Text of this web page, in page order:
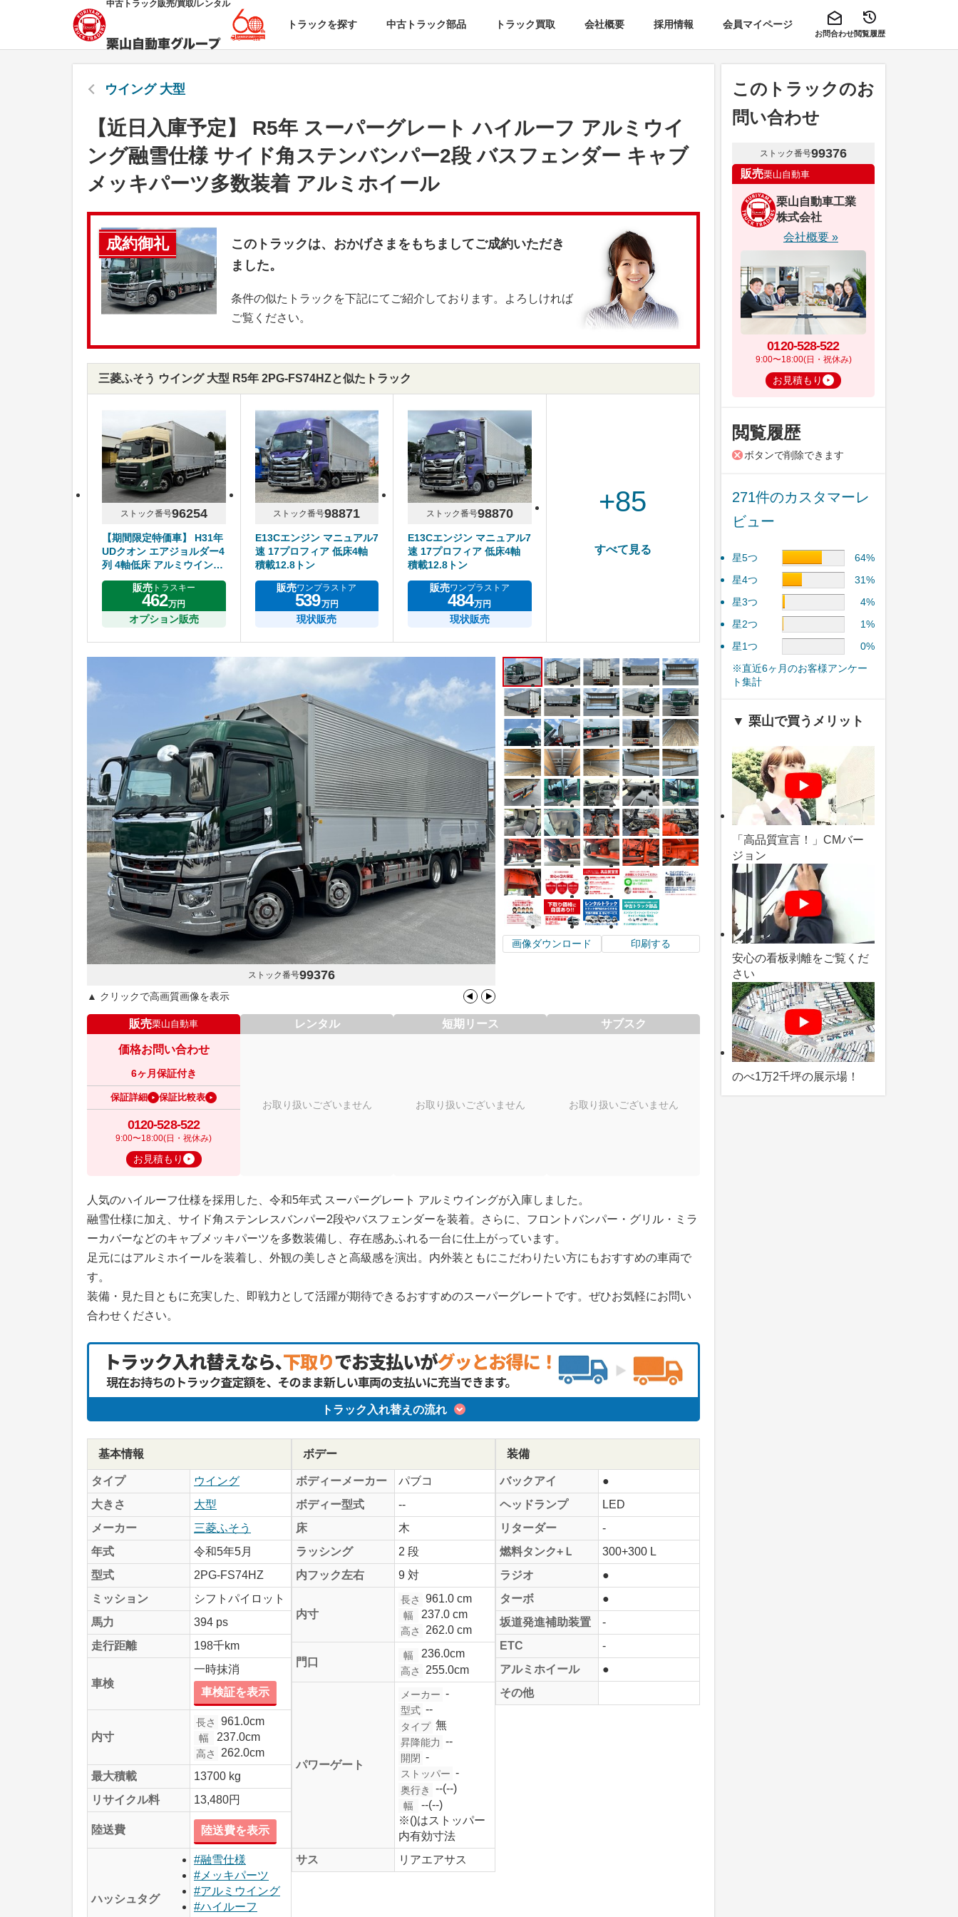
中古トラック販売/買取/レンタル
トラックを探す 中古トラック部品 トラック買取 会社概要 採用情報 会員マイページ
お問合わせ閲覧履歴
ウイング 大型
【近日入庫予定】 R5年 スーパーグレート ハイルーフ アルミウイ
ング融雪仕様 サイド角ステンバンパー2段 バスフェンダー キャブ
メッキパーツ多数装着 アルミホイール
成約御礼
このトラックは、おかげさまをもちましてご成約いただき
ました。
条件の似たトラックを下記にてご紹介しております。よろしければ
ご覧ください。
三菱ふそう ウイング 大型 R5年 2PG-FS74HZと似たトラック
ストック番号96254
【期間限定特価車】 H31年
UDクオン エアジョルダー4
列 4軸低床 アルミウイング
ハイルーフ リアエアサス
アルミホイール エスコット
販売トラスキー
462万円
オプション販売
ストック番号98871
E13Cエンジン マニュアル7
速 17プロフィア 低床4軸
積載12.8トン
販売ワンプラストア
539万円
現状販売
ストック番号98870
E13Cエンジン マニュアル7
速 17プロフィア 低床4軸
積載12.8トン
販売ワンプラストア
484万円
現状販売
+85
すべて見る
ストック番号99376
▲ クリックで高画質画像を表示
画像ダウンロード 印刷する
販売栗山自動車
価格お問い合わせ
6ヶ月保証付き
保証詳細 保証比較表
0120-528-522
9:00〜18:00(日・祝休み)
お見積もり
レンタル
お取り扱いございません
短期リース
お取り扱いございません
サブスク
お取り扱いございません
人気のハイルーフ仕様を採用した、令和5年式 スーパーグレート アルミウイングが入庫しました。
融雪仕様に加え、サイド角ステンレスバンパー2段やバスフェンダーを装着。さらに、フロントバンパー・グリル・ミラ
ーカバーなどのキャブメッキパーツを多数装備し、存在感あふれる一台に仕上がっています。
足元にはアルミホイールを装着し、外観の美しさと高級感を演出。内外装ともにこだわりたい方にもおすすめの車両で
す。
装備・見た目ともに充実した、即戦力として活躍が期待できるおすすめのスーパーグレートです。ぜひお気軽にお問い
合わせください。
トラック入れ替えの流れ
基本情報
タイプ
ウイング
大きさ
大型
メーカー
三菱ふそう
年式
令和5年5月
型式
2PG-FS74HZ
ミッション
シフトパイロット
馬力
394 ps
走行距離
198千km
車検
一時抹消
車検証を表示
内寸
長さ 961.0cm
幅 237.0cm
高さ
262.0cm
最大積載
13700 kg
リサイクル料
13,480円
陸送費 陸送費を表示
ハッシュタグ
#融雪仕様
#メッキパーツ
#アルミウイング
#ハイルーフ
ボデー
ボディーメーカー
パブコ
ボディー型式
--
床
木
ラッシング
2 段
内フック左右
9 対
内寸
長さ 961.0 cm
幅 237.0 cm
高さ 262.0 cm
門口
幅 236.0cm
高さ 255.0cm
パワーゲート
メーカー -
型式 --
タイプ 無
昇降能力 --
開閉 -
ストッパー -
奥行き --(--)
幅
--(--)
※()はストッパー
内有効寸法
サス
リアエアサス
装備
バックアイ
●
ヘッドランプ
LED
リターダー
-
燃料タンク+Ｌ
300+300 L
ラジオ
●
ターボ
●
坂道発進補助装置
-
ETC
-
アルミホイール
●
その他
このトラックのお
問い合わせ
ストック番号99376
販売栗山自動車
栗山自動車工業
株式会社
会社概要 »
0120-528-522
9:00〜18:00(日・祝休み)
お見積もり
閲覧履歴
ボタンで削除できます
271件のカスタマーレ
ビュー
星5つ
64%
星4つ
31%
星3つ
4%
星2つ
1%
星1つ
0%
※直近6ヶ月のお客様アンケー
ト集計
▼ 栗山で買うメリット
「高品質宣言！」CMバー
ジョン
安心の看板剥離をご覧くだ
さい
のべ1万2千坪の展示場！